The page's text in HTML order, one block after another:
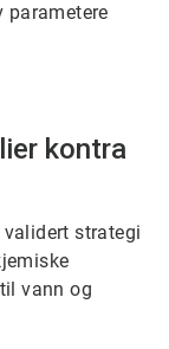
parametere
kontra
strategi
vann og